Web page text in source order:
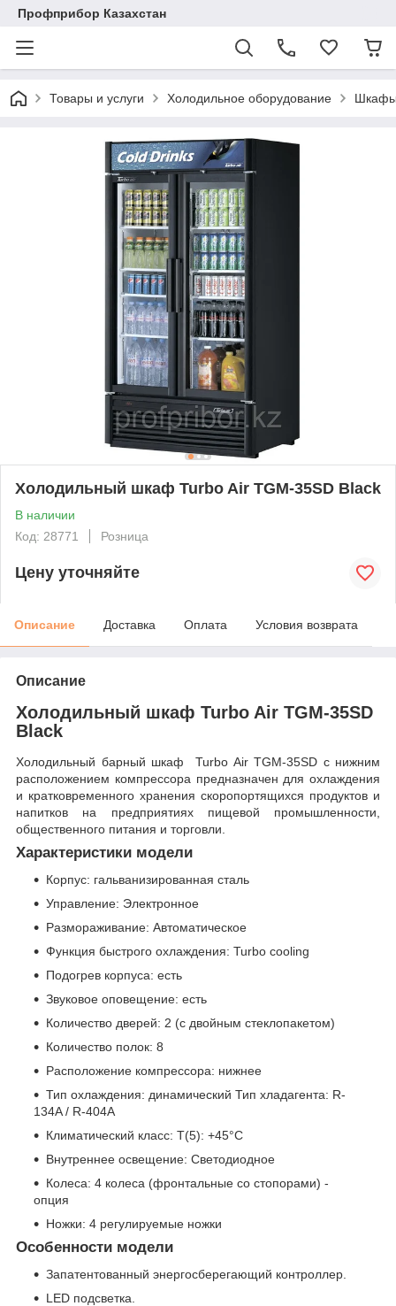
Профприбор Казахстан
Товары и услуги Холодильное оборудование Шкафы
Холодильный шкаф Turbo Air TGM-35SD Black
В наличии
Код: 28771
Розница
Цену уточняйте
Описание Доставка Оплата Условия возврата
Описание
Холодильный шкаф Turbo Air TGM-35SD
Black
Холодильный барный шкаф Turbo Air TGM-35SD с нижним
расположением компрессора предназначен для охлаждения
и кратковременного хранения скоропортящихся продуктов и
напитков на предприятиях пищевой промышленности,
общественного питания и торговли.
Характеристики модели
Корпус: гальванизированная сталь
Управление: Электронное
Размораживание: Автоматическое
Функция быстрого охлаждения: Turbo cooling
Подогрев корпуса: есть
Звуковое оповещение: есть
Количество дверей: 2 (с двойным стеклопакетом)
Количество полок: 8
Расположение компрессора: нижнее
Тип охлаждения: динамический Тип хладагента: R-
134A / R-404A
Климатический класс: T(5): +45°С
Внутреннее освещение: Светодиодное
Колеса: 4 колеса (фронтальные со стопорами) -
опция
Ножки: 4 регулируемые ножки
Особенности модели
Запатентованный энергосберегающий контроллер.
LED подсветка.